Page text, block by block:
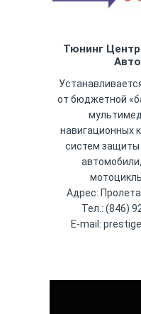
Тюнинг
от бюджетной
навигационных
систем защиты
Адрес:
Тел.: (846)
E-mail: